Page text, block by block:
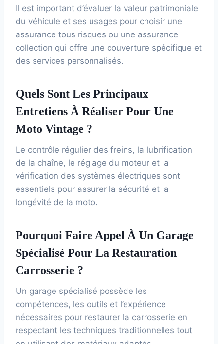
Il est important d’évaluer la valeur patrimoniale
du véhicule et ses usages pour choisir une
assurance tous risques ou une assurance
collection qui offre une couverture spécifique et
des services personnalisés.
Quels Sont Les Principaux
Entretiens À Réaliser Pour Une
Moto Vintage ?
Le contrôle régulier des freins, la lubrification
de la chaîne, le réglage du moteur et la
vérification des systèmes électriques sont
essentiels pour assurer la sécurité et la
longévité de la moto.
Pourquoi Faire Appel À Un Garage
Spécialisé Pour La Restauration
Carrosserie ?
Un garage spécialisé possède les
compétences, les outils et l’expérience
nécessaires pour restaurer la carrosserie en
respectant les techniques traditionnelles tout